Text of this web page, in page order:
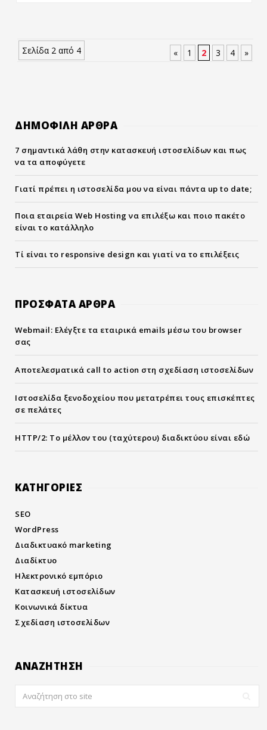
Σελίδα 2 από 4 « 1 2 3 4 »
ΔΗΜΟΦΙΛΗ ΑΡΘΡΑ
7 σημαντικά λάθη στην κατασκευή ιστοσελίδων και πως
να τα αποφύγετε
Γιατί πρέπει η ιστοσελίδα μου να είναι πάντα up to date;
Ποια εταιρεία Web Hosting να επιλέξω και ποιο πακέτο
είναι το κατάλληλο
Τί είναι το responsive design και γιατί να το επιλέξεις
ΠΡΟΣΦΑΤΑ ΑΡΘΡΑ
Webmail: Ελέγξτε τα εταιρικά emails μέσω του browser
σας
Αποτελεσματικά call to action στη σχεδίαση ιστοσελίδων
Ιστοσελίδα ξενοδοχείου που μετατρέπει τους επισκέπτες
σε πελάτες
HTTP/2: Το μέλλον του (ταχύτερου) διαδικτύου είναι εδώ
KΑΤΗΓΟΡΙΕΣ
SEO
WordPress
Διαδικτυακό marketing
Διαδίκτυο
Ηλεκτρονικό εμπόριο
Κατασκευή ιστοσελίδων
Κοινωνικά δίκτυα
Σχεδίαση ιστοσελίδων
ΑΝΑΖΗΤΗΣΗ